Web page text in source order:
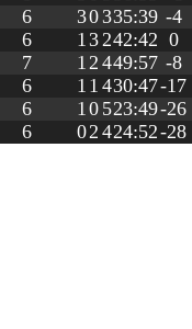
6 30335:39 -4
6 1 3 242:42 0
7 1 2 449:57 -8
6 1 1 430:47-17
6 1 0 523:49-26
6 02 424:52-28